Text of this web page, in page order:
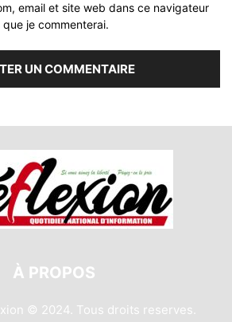
email et site web dans ce navigateur
je commenterai.
À PROPOS
© 2024. Tous droits reserves.